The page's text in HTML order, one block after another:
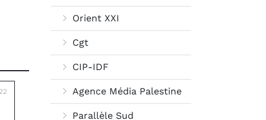
Orient XXI
Cgt
CIP-IDF
Agence Média Palestine
Parallèle Sud